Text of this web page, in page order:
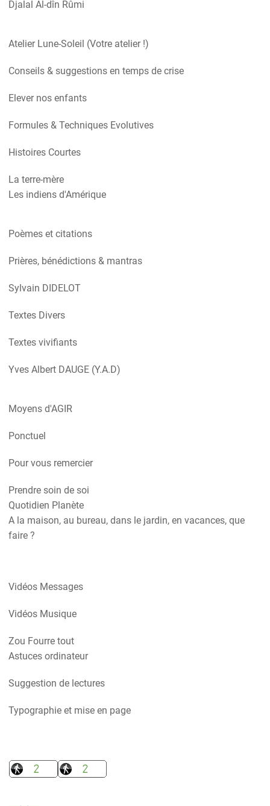
Djalal Al-dîn Rûmi
Atelier Lune-Soleil (Votre atelier !)
Conseils & suggestions en temps de crise
Elever nos enfants
Formules & Techniques Evolutives
Histoires Courtes
La terre-mère
Les indiens d'Amérique
Poèmes et citations
Prières, bénédictions & mantras
Sylvain DIDELOT
Textes Divers
Textes vivifiants
Yves Albert DAUGE (Y.A.D)
Moyens d'AGIR
Ponctuel
Pour vous remercier
Prendre soin de soi
Quotidien Planète
A la maison, au bureau, dans le jardin, en vacances, que
faire ?
Vidéos Messages
Vidéos Musique
Zou Fourre tout
Astuces ordinateur
Suggestion de lectures
Typographie et mise en page